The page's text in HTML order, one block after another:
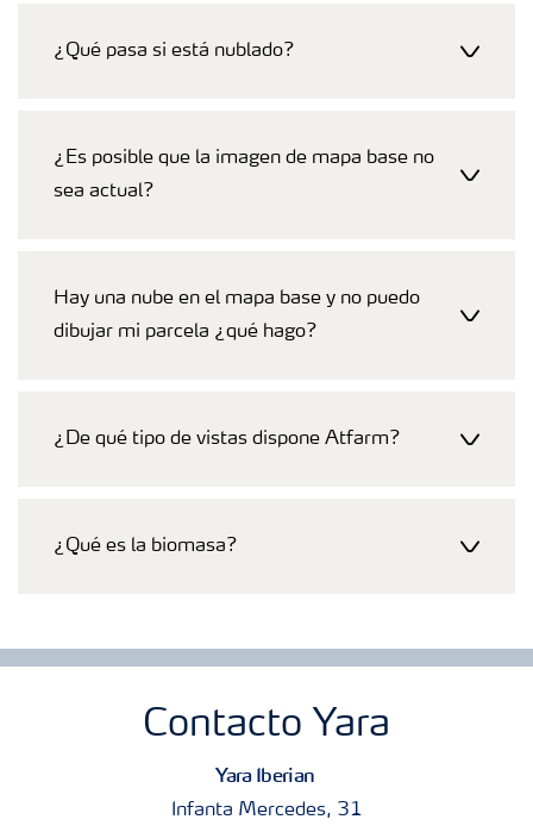
¿Qué pasa si está nublado?
¿Es posible que la imagen de mapa base no
sea actual?
Hay una nube en el mapa base y no puedo
dibujar mi parcela ¿qué hago?
¿De qué tipo de vistas dispone Atfarm?
¿Qué es la biomasa?
Contacto Yara
Yara Iberian
Infanta Mercedes, 31